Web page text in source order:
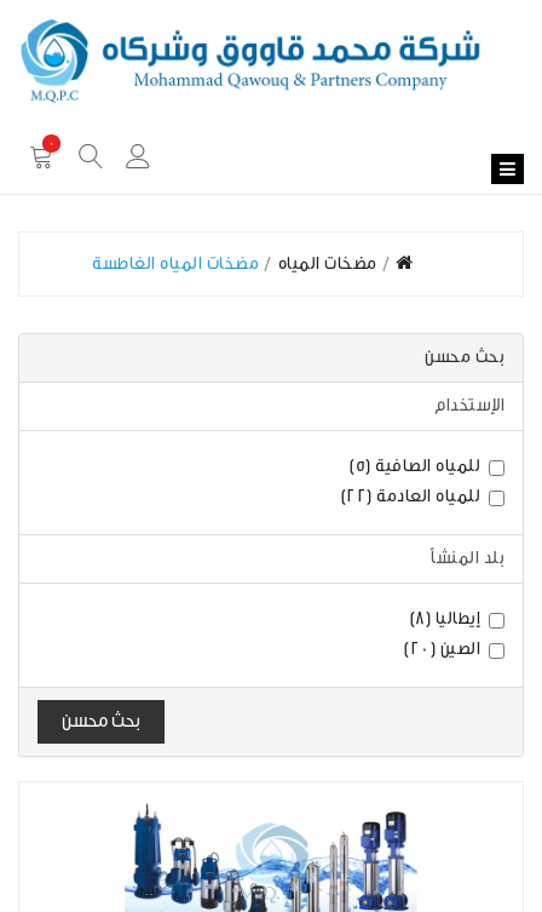
0
مضخات المياه مضخات المياه الغاطسة
بحث محسن
الإستخدام
للمياه الصافية (5)
للمياه العادمة (22)
بلد المنشأ
إيطاليا (8)
الصين (20)
بحث محسن